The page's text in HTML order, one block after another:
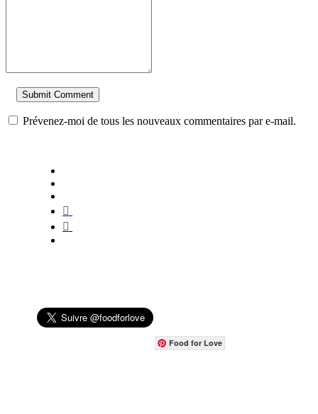
Prévenez-moi de tous les nouveaux commentaires par e-mail.
Food for Love